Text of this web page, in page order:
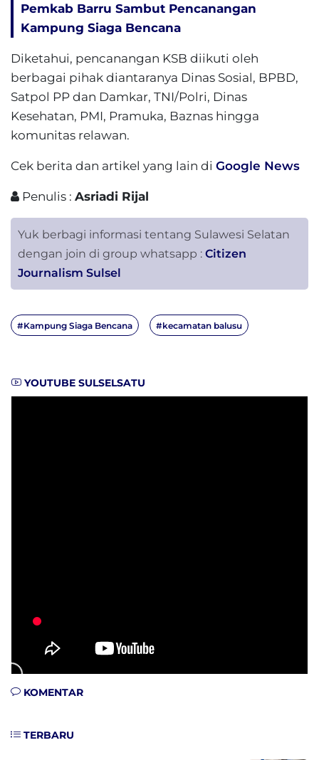
Pemkab Barru Sambut Pencanangan
Kampung Siaga Bencana
Diketahui, pencanangan KSB diikuti oleh
berbagai pihak diantaranya Dinas Sosial, BPBD,
Satpol PP dan Damkar, TNI/Polri, Dinas
Kesehatan, PMI, Pramuka, Baznas hingga
komunitas relawan.
Cek berita dan artikel yang lain di Google News
Penulis : Asriadi Rijal
Yuk berbagi informasi tentang Sulawesi Selatan
dengan join di group whatsapp : Citizen
Journalism Sulsel
#Kampung Siaga Bencana #kecamatan balusu
YOUTUBE SULSELSATU
KOMENTAR
TERBARU